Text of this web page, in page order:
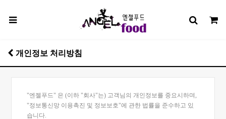
개인정보 처리방침
"엔젤푸드" 은 (이하 "회사"는) 고객님의 개인정보를 중요시하며,
"정보통신망 이용촉진 및 정보보호"에 관한 법률을 준수하고 있
습니다.